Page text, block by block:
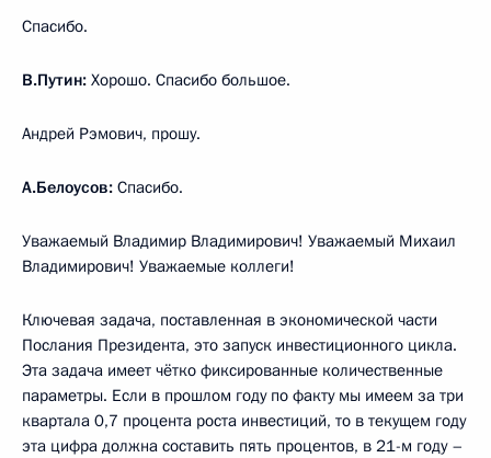
Спасибо.
В.Путин: Хорошо. Спасибо большое.
Андрей Рэмович, прошу.
А.Белоусов: Спасибо.
Уважаемый Владимир Владимирович! Уважаемый Михаил
Владимирович! Уважаемые коллеги!
Ключевая задача, поставленная в экономической части
Послания Президента, это запуск инвестиционного цикла.
Эта задача имеет чётко фиксированные количественные
параметры. Если в прошлом году по факту мы имеем за три
квартала 0,7 процента роста инвестиций, то в текущем году
эта цифра должна составить пять процентов, в 21-м году –